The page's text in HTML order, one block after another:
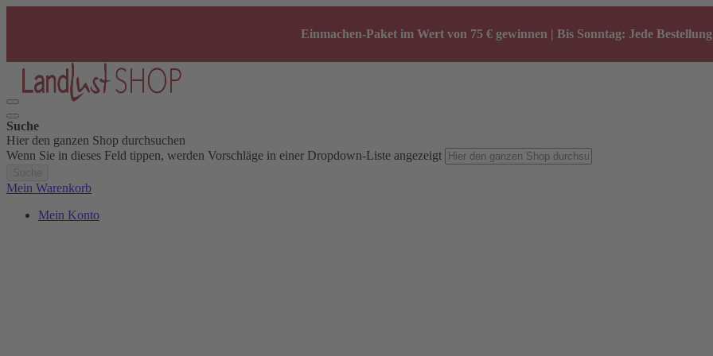
Einmachen-Paket im Wert von 75 € gewinnen | Bis Sonntag: Jede
Suche
Hier den ganzen Shop durchsuchen
Wenn Sie in dieses Feld tippen, werden Vorschläge in einer Dropdown-Liste angezeigt
Mein Warenkorb
Mein Konto